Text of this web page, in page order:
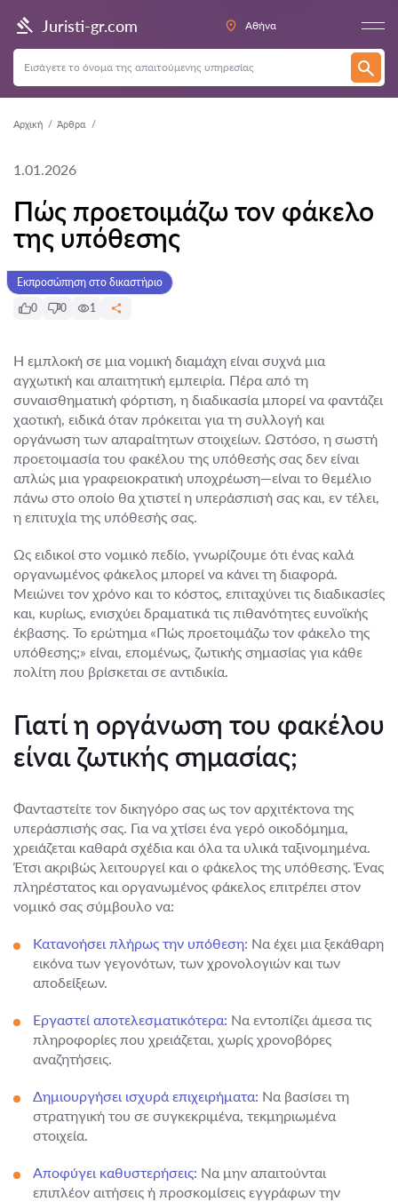
Juristi-gr.com Αθήνα
Αρχική Άρθρα
1.01.2026
Πώς προετοιμάζω τον φάκελο
της υπόθεσης
Εκπροσώπηση στο δικαστήριο
0
0 1
Η εμπλοκή σε μια νομική διαμάχη είναι συχνά μια
αγχωτική και απαιτητική εμπειρία. Πέρα από τη
συναισθηματική φόρτιση, η διαδικασία μπορεί να φαντάζει
χαοτική, ειδικά όταν πρόκειται για τη συλλογή και
οργάνωση των απαραίτητων στοιχείων. Ωστόσο, η σωστή
προετοιμασία του φακέλου της υπόθεσής σας δεν είναι
απλώς μια γραφειοκρατική υποχρέωση—είναι το θεμέλιο
πάνω στο οποίο θα χτιστεί η υπεράσπισή σας και, εν τέλει,
η επιτυχία της υπόθεσής σας.
Ως ειδικοί στο νομικό πεδίο, γνωρίζουμε ότι ένας καλά
οργανωμένος φάκελος μπορεί να κάνει τη διαφορά.
Μειώνει τον χρόνο και το κόστος, επιταχύνει τις διαδικασίες
και, κυρίως, ενισχύει δραματικά τις πιθανότητες ευνοϊκής
έκβασης. Το ερώτημα «Πώς προετοιμάζω τον φάκελο της
υπόθεσης;» είναι, επομένως, ζωτικής σημασίας για κάθε
πολίτη που βρίσκεται σε αντιδικία.
Γιατί η οργάνωση του φακέλου
είναι ζωτικής σημασίας;
Φανταστείτε τον δικηγόρο σας ως τον αρχιτέκτονα της
υπεράσπισής σας. Για να χτίσει ένα γερό οικοδόμημα,
χρειάζεται καθαρά σχέδια και όλα τα υλικά ταξινομημένα.
Έτσι ακριβώς λειτουργεί και ο φάκελος της υπόθεσης. Ένας
πληρέστατος και οργανωμένος φάκελος επιτρέπει στον
νομικό σας σύμβουλο να:
Κατανοήσει πλήρως την υπόθεση: Να έχει μια ξεκάθαρη
εικόνα των γεγονότων, των χρονολογιών και των
αποδείξεων.
Εργαστεί αποτελεσματικότερα: Να εντοπίζει άμεσα τις
πληροφορίες που χρειάζεται, χωρίς χρονοβόρες
αναζητήσεις.
Δημιουργήσει ισχυρά επιχειρήματα: Να βασίσει τη
στρατηγική του σε συγκεκριμένα, τεκμηριωμένα
στοιχεία.
Αποφύγει καθυστερήσεις: Να μην απαιτούνται
επιπλέον αιτήσεις ή προσκομίσεις εγγράφων την